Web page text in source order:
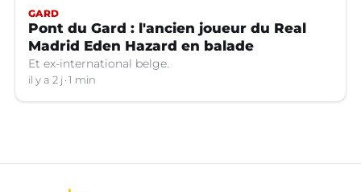
GARD
Pont du Gard : l'ancien joueur du Real
Madrid Eden Hazard en balade
Et ex-international belge.
il y a 2 j 1 min